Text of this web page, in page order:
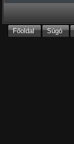
Főoldal Súgó